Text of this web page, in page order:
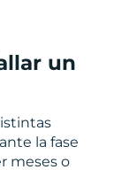
un
la fase
meses o